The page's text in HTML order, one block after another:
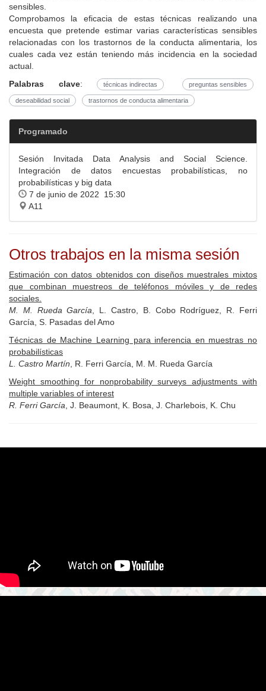
sensibles.
Comprobamos la eficacia de estas técnicas realizando una
encuesta que pretende estimar varias características sensibles
relacionadas con los trastornos de la conducta alimentaria, los
cuales cada vez están teniendo más incidencia en la sociedad
actual.
Palabras clave: técnicas indirectas preguntas sensibles
deseabilidad social trastornos de conducta alimentaria
Programado
Sesión Invitada Data Analysis and Social Science.
Integración de datos encuestas probabilísticas, no
probabilísticas y big data
7 de junio de 2022 15:30
A11
Otros trabajos en la misma sesión
Estimación con datos obtenidos con diseños muestrales mixtos
que combinan muestreos de teléfonos móviles y de redes
sociales.
M. M. Rueda García , L. Castro, B. Cobo Rodríguez, R. Ferri
García, S. Pasadas del Amo
Técnicas de Machine Learning para inferencia en muestras no
probabilísticas
L. Castro Martín , R. Ferri García, M. M. Rueda García
Weight smoothing for nonprobability surveys adjustments with
multiple variables of interest
R. Ferri García , J. Beaumont, K. Bosa, J. Charlebois, K. Chu